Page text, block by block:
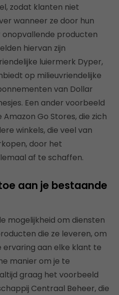
zodat klanten niet
wanneer ze door hun
producten
hiervan zijn
luiermerk Dyper,
op milieuvriendelijke
van Dollar
Een ander voorbeeld
Go Stores, die zich
winkels, die veel van
door het
af te schaffen.
aan je bestaande
mogelijkheid om diensten
die ze leveren, om
ervaring aan elke klant te
manier om je te
graag het voorbeeld
Centraal Beheer, die